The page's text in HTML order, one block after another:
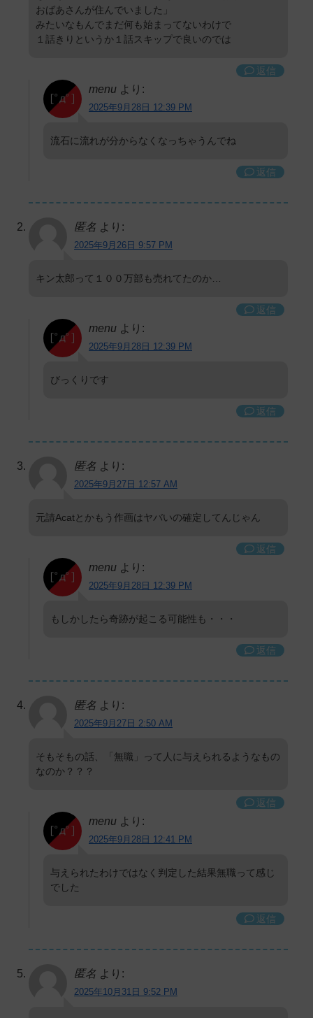
おばあさんが住んでいました」
みたいなもんでまだ何も始まってないわけで
１話きりというか１話スキップで良いのでは
返信
menu より:
2025年9月28日 12:39 PM
流石に流れが分からなくなっちゃうんでね
返信
匿名 より:
2025年9月26日 9:57 PM
キン太郎って１００万部も売れてたのか…
返信
menu より:
2025年9月28日 12:39 PM
びっくりです
返信
匿名 より:
2025年9月27日 12:57 AM
元請Acatとかもう作画はヤバいの確定してんじゃん
返信
menu より:
2025年9月28日 12:39 PM
もしかしたら奇跡が起こる可能性も・・・
返信
匿名 より:
2025年9月27日 2:50 AM
そもそもの話、「無職」って人に与えられるようなもの
なのか？？？
返信
menu より:
2025年9月28日 12:41 PM
与えられたわけではなく判定した結果無職って感じ
でした
返信
匿名 より:
2025年10月31日 9:52 PM